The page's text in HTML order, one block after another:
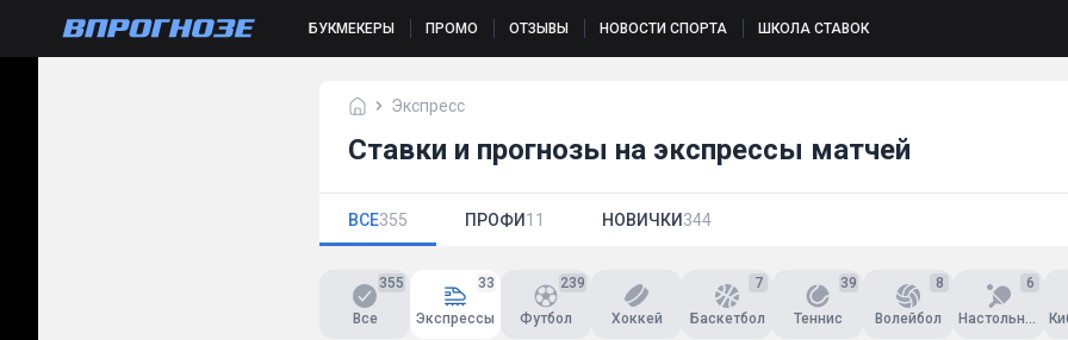
БУКМЕКЕРЫ ПРОМО ОТЗЫВЫ НОВОСТИ СПОРТА ШКОЛА СТАВОК
Экспресс
Ставки и прогнозы на экспрессы матчей
ВСЕ355 ПРОФИ 11 НОВИЧКИ 344
Все
355
Экспрессы
33
Футбол
239
Хоккей Баскетбол
7
Теннис
39
Волейбол
8
Настольный теннис
6